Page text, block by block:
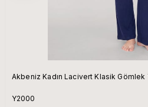
Akbeniz Kadın Lacivert Klasik Gömlek
Y2000